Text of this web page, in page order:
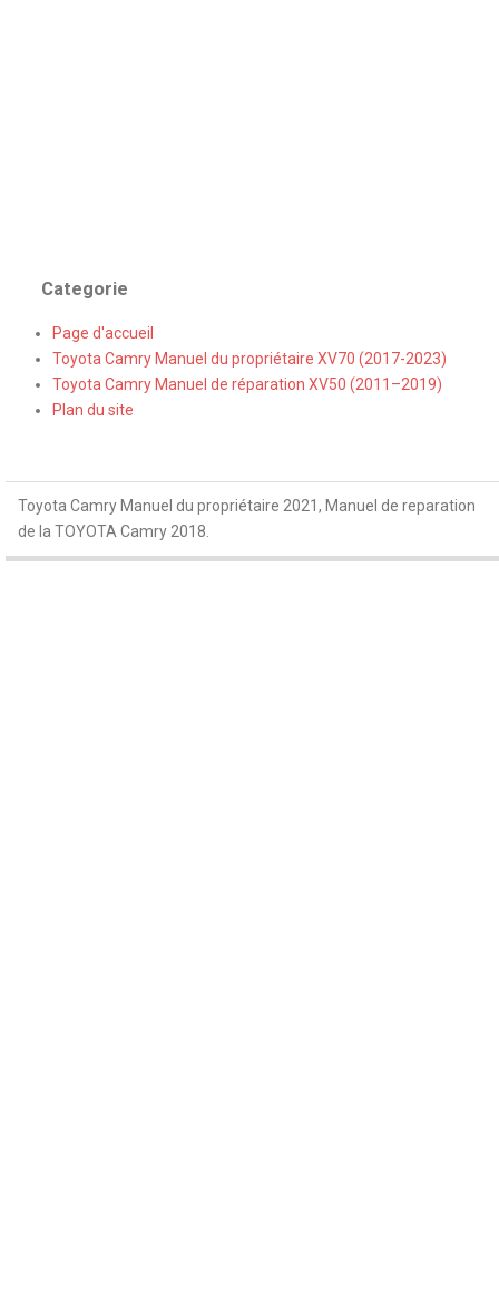
Categorie
Page d'accueil
Toyota Camry Manuel du propriétaire XV70 (2017-2023)
Toyota Camry Manuel de réparation XV50 (2011–2019)
Plan du site
Toyota Camry Manuel du propriétaire 2021, Manuel de reparation
de la TOYOTA Camry 2018.